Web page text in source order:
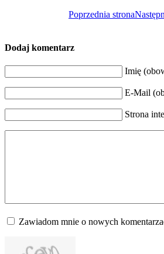
Poprzednia strona
Dodaj komentarz
Imię
E-Mail
Strona
Zawiadom mnie o nowych